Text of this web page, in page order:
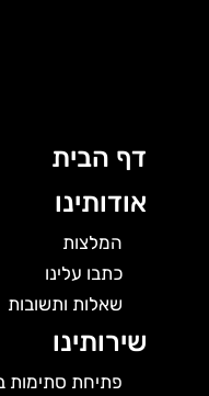
דף הבית
אודותינו
המלצות
כתבו עלינו
שאלות ותשובות
שירותינו
פתיחת סתימות ביוב